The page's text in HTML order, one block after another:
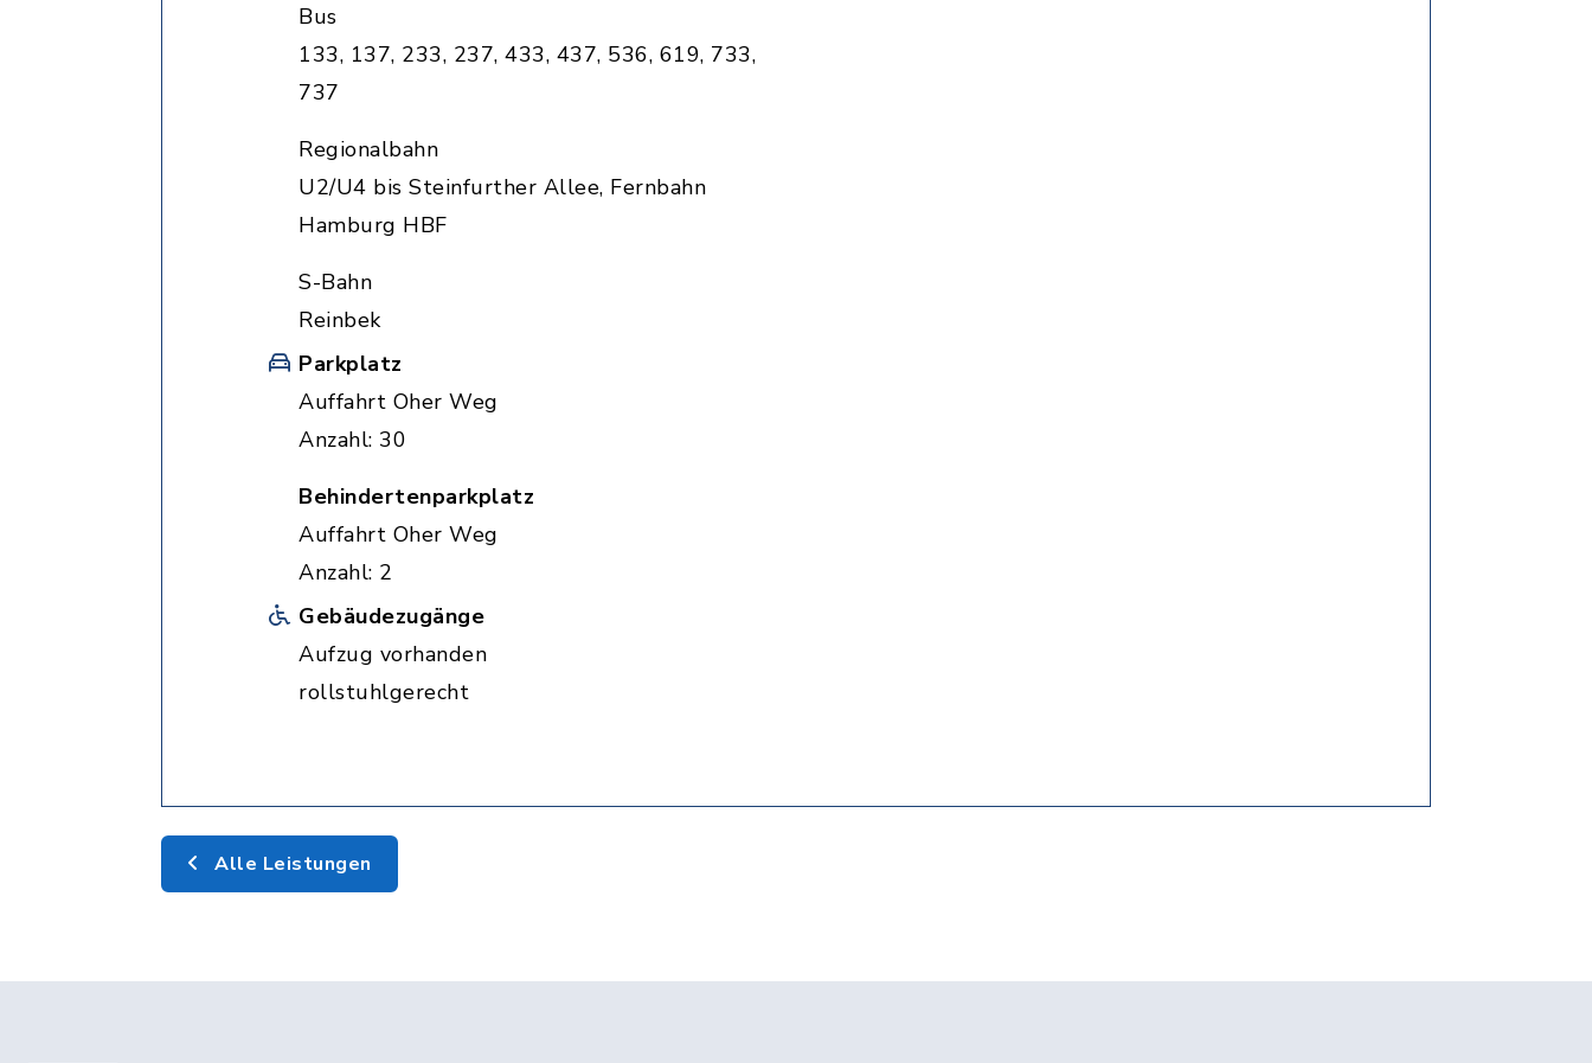
Bus
133, 137, 233, 237, 433, 437, 536, 619, 733,
737
Regionalbahn
U2/U4 bis Steinfurther Allee, Fernbahn
Hamburg HBF
S-Bahn
Reinbek
Parkplatz
Auffahrt Oher Weg
Anzahl: 30
Behindertenparkplatz
Auffahrt Oher Weg
Anzahl: 2
Gebäudezugänge
Aufzug vorhanden
rollstuhlgerecht
Alle Leistungen